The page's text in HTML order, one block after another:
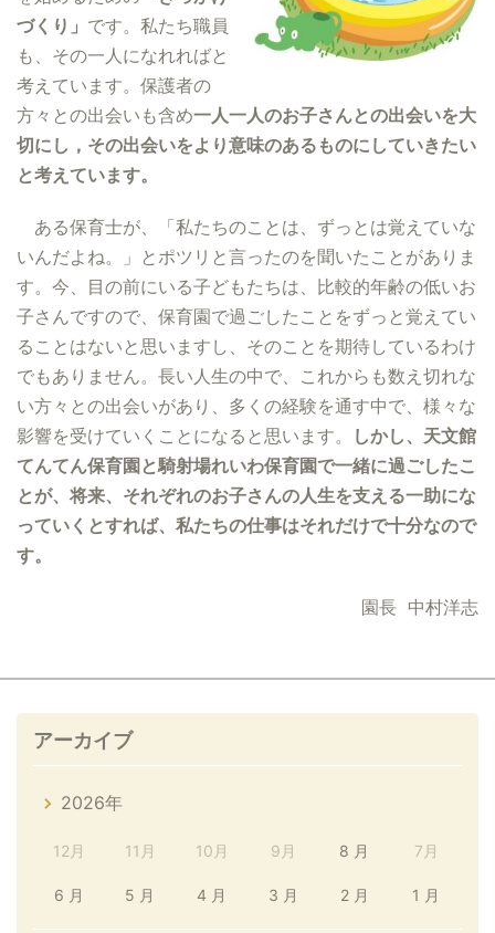
づくり」 です。私たち職員
も、その一人になれればと
考えています。保護者の
方々との出会いも含め一人一人のお子さんとの出会いを大
切にし，その出会いをより意味のあるものにしていきたい
と考えています。
ある保育士が、「私たちのことは、ずっとは覚えていな
いんだよね。」とポツリと言ったのを聞いたことがありま
す。今、目の前にいる子どもたちは、比較的年齢の低いお
子さんですので、保育園で過ごしたことをずっと覚えてい
ることはないと思いますし、そのことを期待しているわけ
でもありません。長い人生の中で、これからも数え切れな
い方々との出会いがあり、多くの経験を通す中で、様々な
影響を受けていくことになると思います。
しかし、天文館
てんてん保育園と騎射場れいわ保育園で一緒に過ごしたこ
とが、将来、それぞれのお子さんの人生を支える一助にな
っていくとすれば、私たちの仕事はそれだけで十分なので
す。
園長 中村洋志
アーカイブ
2026年
12月 11月 10月 9月 8 月 7月
6 月 5 月 4 月 3 月 2 月 1 月